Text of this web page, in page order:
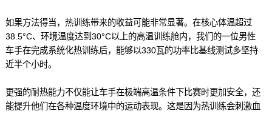
如果方法得当，热训练带来的收益可能非常显著。在核心体温超过
38.5°C、环境温度达到30°C以上的高温训练舱内，我们的一位男性
车手在完成系统化热训练后，能够以330瓦的功率比基线测试多坚持
近半个小时。
更强的耐热能力不仅能让车手在极端高温条件下比赛时更加安全，还
能提升他们在各种温度环境中的运动表现。这是因为热训练会刺激血